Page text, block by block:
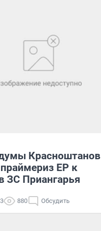
Красноштанов
ЕР к
ЗС Приангарья
880 Обсудить